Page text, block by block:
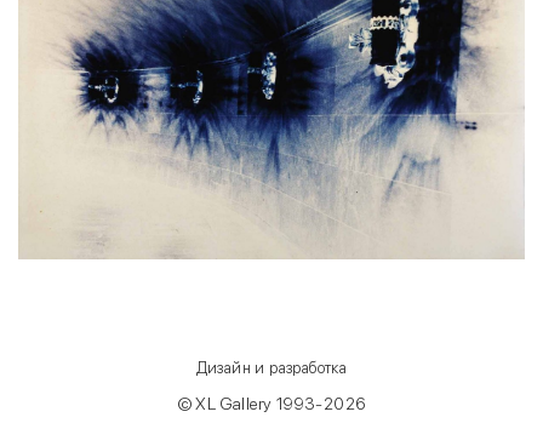
© XL Gallery 1993-2026
Дизайн и разработка